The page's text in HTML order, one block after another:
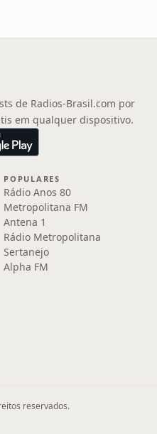
de Radios-Brasil.com por
em qualquer dispositivo.
POPULARES
Rádio Anos 80
Metropolitana FM
Antena 1
Rádio Metropolitana
Sertanejo
Alpha FM
reservados.